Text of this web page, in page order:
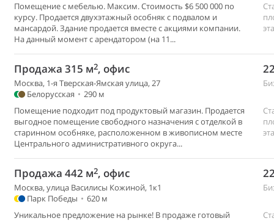
Помещение с мебелью. Максим. Стоимость $6 500 000 по
курсу. Продается двухэтажный особняк с подвалом и
мансардой. Здание продается вместе с акциями компании.
На данный момент с арендатором (на 11...
Продажа 315 м2, офис
Москва, 1-я Тверская-Ямская улица, 27
Белорусская • 290 м
Помещение подходит под продуктовый магазин. Продается
выгодное помещение свободного назначения с отделкой в
старинном особняке, расположенном в живописном месте
Центрального административного округа...
Продажа 442 м2, офис
Москва, улица Василисы Кожиной, 1к1
Парк Победы • 620 м
Уникальное предложение на рынке! В продаже готовый